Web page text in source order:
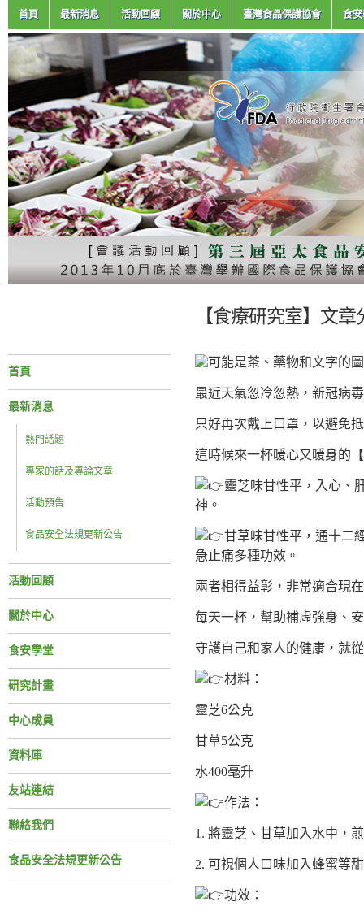
首頁 最新消息 活動回顧 關於中心 臺灣食品保護協會 食
【食療研究室】文
首頁
最新消息
熱門話題
專家的話及專論文章
活動預告
食品安全法規更新公告
活動回顧
關於中心
食安學堂
研究計畫
中心成員
資料庫
友站連結
聯絡我們
食品安全法規更新公告
最近天氣忽冷忽熱，新冠病
只好再次戴上口罩，以避免
這時候來一杯暖心又暖身的
靈芝味甘性平，入心、
神。
甘草味甘性平，通十二
急止痛多種功效。
兩者相得益彰，非常適合現
每天一杯，幫助補虛強身、
守護自己和家人的健康，就
材料：
靈芝6公克
甘草5公克
水400毫升
作法：
1. 將靈芝、甘草加入水中，
2. 可視個人口味加入蜂蜜等
功效：